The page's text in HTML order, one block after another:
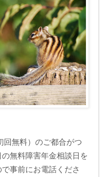
回無料）のご都合がつ
無料障害年金相談日を
事前にお電話くださ